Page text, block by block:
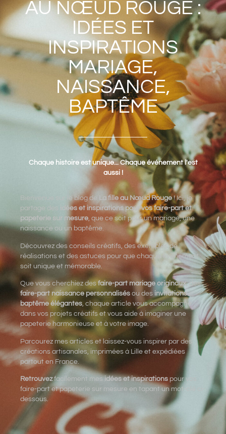
AU NŒUD ROUGE :
IDÉES ET
INSPIRATIONS
MARIAGE,
NAISSANCE,
BAPTÊME
Chaque histoire est unique... Chaque événement l'est
aussi !
Bienvenue sur le blog de La fille au Nœud Rouge! Ici, je
partage des
idées et inspirations pour vos faire-part et
papeterie sur mesure, que ce soit pour un mariage, une
naissance ou un baptême.
Découvrez des conseils créatifs, des exemples de
réalisations et des astuces pour que chaque événement
soit unique et mémorable.
Que vous cherchiez des faire-part mariage originaux, des
faire-part naissance personnalisés ou desinvitations
baptême élégantes, chaque article vous accompagne
dans vos projets créatifs et vous aide à imaginer une
papeterie harmonieuse et à votre image.
Parcourez mes articles et laissez-vous inspirer par des
créations artisanales, imprimées à Lille et expédiées
partout en France.
Retrouvezfacilement mesidées et inspirations pour vos
faire-part et papeterie sur mesure en tapant un mot-clé ci-
dessous.